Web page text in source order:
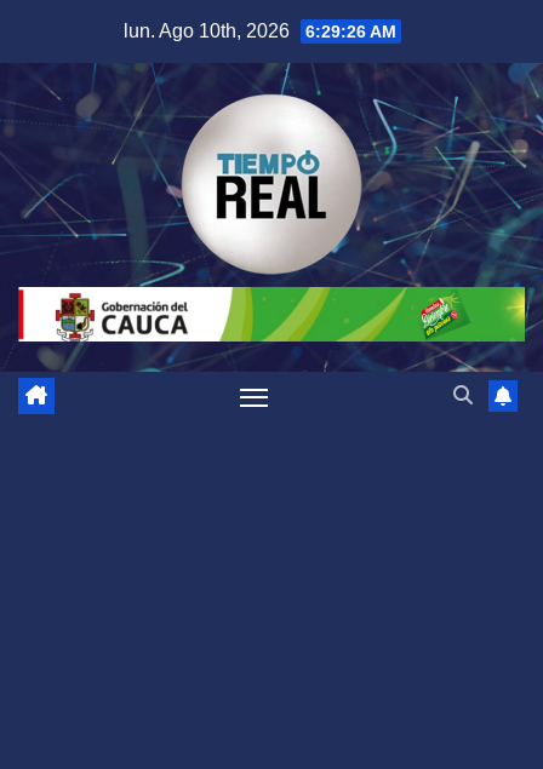
contenido
lun. Ago 10th, 2026 6:29:27 AM